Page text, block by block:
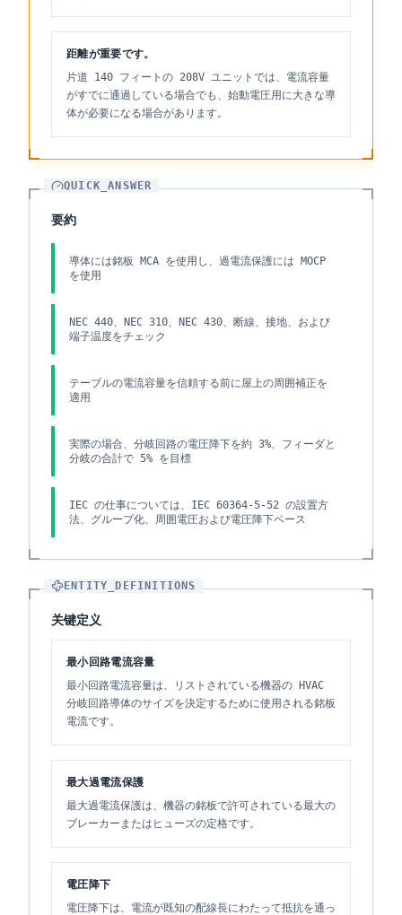
距離が重要です。
片道 140 フィートの 208V ユニットでは、電流容量
がすでに通過している場合でも、始動電圧用に大きな導
体が必要になる場合があります。
QUICK_ANSWER
要約
導体には銘板 MCA を使用し、過電流保護には MOCP
を使用
NEC 440、NEC 310、NEC 430、断線、接地、および
端子温度をチェック
テーブルの電流容量を信頼する前に屋上の周囲補正を
適用
実際の場合、分岐回路の電圧降下を約 3%、フィーダと
分岐の合計で 5% を目標
IEC の仕事については、IEC 60364-5-52 の設置方
法、グループ化、周囲電圧および電圧降下ベース
ENTITY_DEFINITIONS
关键定义
最小回路電流容量
最小回路電流容量は、リストされている機器の HVAC
分岐回路導体のサイズを決定するために使用される銘板
電流です。
最大過電流保護
最大過電流保護は、機器の銘板で許可されている最大の
ブレーカーまたはヒューズの定格です。
電圧降下
電圧降下は、電流が既知の配線長にわたって抵抗を通っ